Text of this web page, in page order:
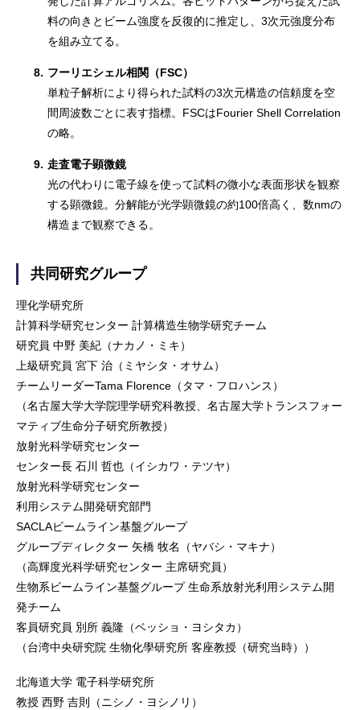
料の向きとビーム強度を反復的に推定し、3次元強度分布
を組み立てる。
8. フーリエシェル相関（FSC）
単粒子解析により得られた試料の3次元構造の信頼度を空
間周波数ごとに表す指標。FSCはFourier Shell Correlation
の略。
9. 走査電子顕微鏡
光の代わりに電子線を使って試料の微小な表面形状を観察
する顕微鏡。分解能が光学顕微鏡の約100倍高く、数nmの
構造まで観察できる。
共同研究グループ
理化学研究所
計算科学研究センター 計算構造生物学研究チーム
研究員 中野 美紀（ナカノ・ミキ）
上級研究員 宮下 治（ミヤシタ・オサム）
チームリーダーTama Florence（タマ・フロハンス）
（名古屋大学大学院理学研究科教授、名古屋大学トランスフォー
マティブ生命分子研究所教授）
放射光科学研究センター
センター長 石川 哲也（イシカワ・テツヤ）
放射光科学研究センター
利用システム開発研究部門
SACLAビームライン基盤グループ
グループディレクター 矢橋 牧名（ヤバシ・マキナ）
（高輝度光科学研究センター 主席研究員）
生物系ビームライン基盤グループ 生命系放射光利用システム開
発チーム
客員研究員 別所 義隆（ベッショ・ヨシタカ）
（台湾中央研究院 生物化學研究所 客座教授（研究当時））
北海道大学 電子科学研究所
教授 西野 吉則（ニシノ・ヨシノリ）